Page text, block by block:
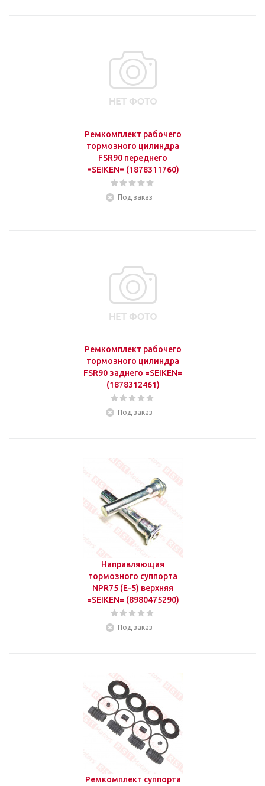
Ремкомплект рабочего
тормозного цилиндра
FSR90 переднего
=SEIKEN= (1878311760)
Под заказ
Ремкомплект рабочего
тормозного цилиндра
FSR90 заднего =SEIKEN=
(1878312461)
Под заказ
Направляющая
тормозного суппорта
NPR75 (E-5) верхняя
=SEIKEN= (8980475290)
Под заказ
Ремкомплект суппорта